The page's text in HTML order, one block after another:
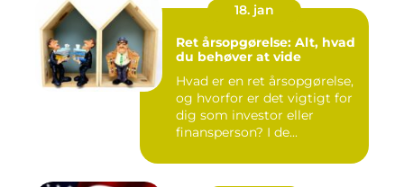
18. jan
Ret årsopgørelse: Alt, hvad
du behøver at vide
Hvad er en ret årsopgørelse,
og hvorfor er det vigtigt for
dig som investor eller
finansperson? I de...